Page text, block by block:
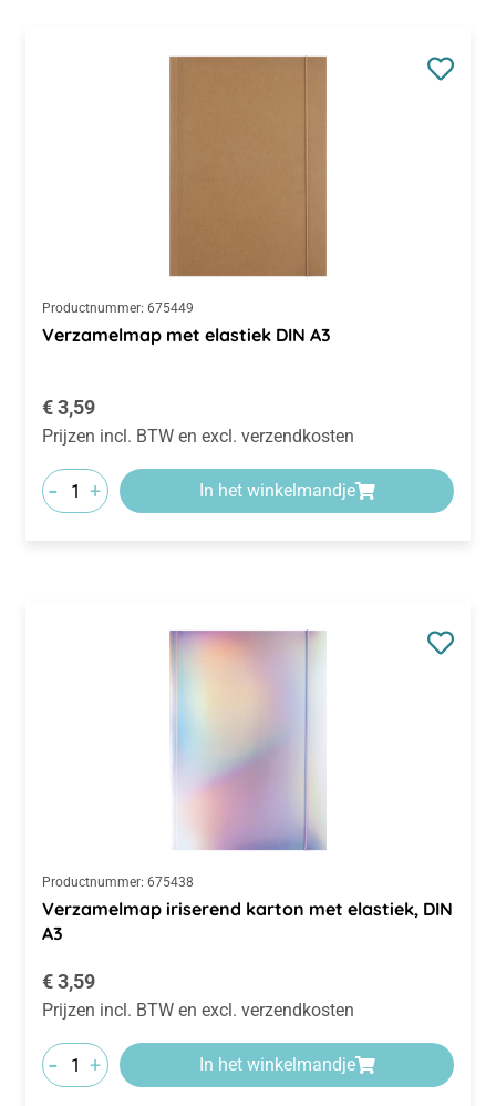
Productnummer: 675449
Verzamelmap met elastiek DIN A3
Normale prijs:
€ 3,59
Prijzen incl. BTW en excl. verzendkosten
- + In het winkelmandje
Productnummer: 675438
Verzamelmap iriserend karton met elastiek, DIN
A3
Normale prijs:
€ 3,59
Prijzen incl. BTW en excl. verzendkosten
- + In het winkelmandje